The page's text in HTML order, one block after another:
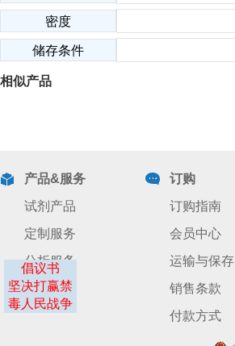
倡议书
坚决打赢禁
毒人民战争
密度
储存条件
相似产品
产品&服务
试剂产品
定制服务
分析服务
订购
订购指南
会员中心
运输与保存
销售条款
付款方式